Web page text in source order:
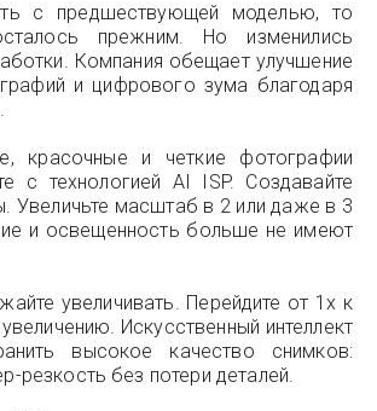
с предшествующей моделью, то
прежним. Но изменились
Компания обещает улучшение
и цифрового зума благодаря
красочные и четкие фотографии
с технологией AI ISP. Создавайте
Увеличьте масштаб в 2 или даже в 3
и освещенность больше не имеют
увеличивать. Перейдите от 1x к
Искусственный интеллект
высокое качество снимков:
резкость без потери деталей.